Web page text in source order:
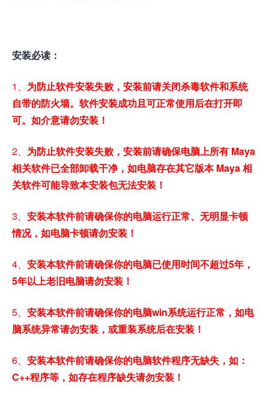
安装必读：
1、 为防止软件安装失败，安装前请关闭杀毒软件和系统
自带的防火墙。软件安装成功且可正常使用后在打开即
可。如介意请勿安装！
2、 为防止软件安装失败，安装前请确保电脑上所有 Maya
相关软件已全部卸载干净，如电脑存在其它版本 Maya 相
关软件可能导致本安装包无法安装！
3、 安装本软件前请确保你的电脑运行正常、无明显卡顿
情况，如电脑卡顿请勿安装！
4、 安装本软件前请确保你的电脑已使用时间不超过5年，
5年以上老旧电脑请勿安装！
5、 安装本软件前请确保你的电脑win系统运行正常，如电
脑系统异常请勿安装，或重装系统后在安装！
6、 安装本软件前请确保你的电脑软件程序无缺失，如：
C++程序等，如存在程序缺失请勿安装！